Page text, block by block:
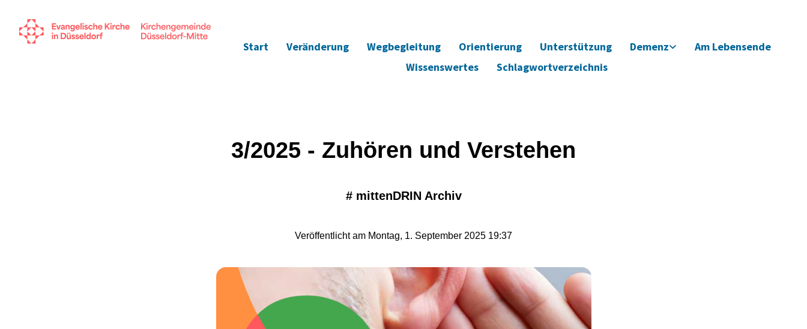
Start Veränderung Wegbegleitung Orientierung Unterstützung Demenz
Am Lebensende
Wissenswertes
Schlagwortverzeichnis
3/2025 - Zuhören und Verstehen
# mittenDRIN Archiv
Veröffentlicht am Montag, 1. September 2025 19:37